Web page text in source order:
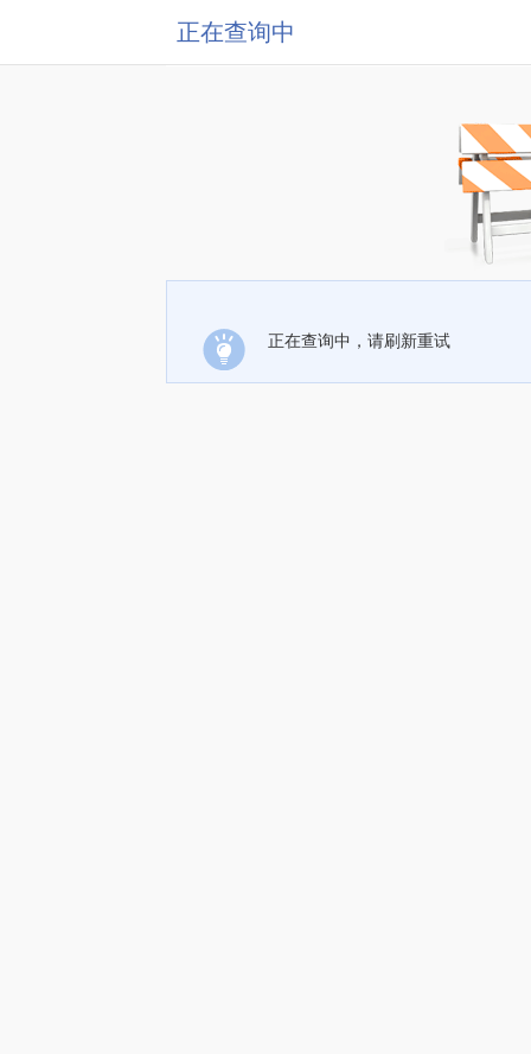
正在查询中
正在查询中，请刷新重试